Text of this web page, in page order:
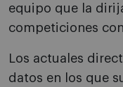
equipo que la
competiciones
Los actuales
datos en los que